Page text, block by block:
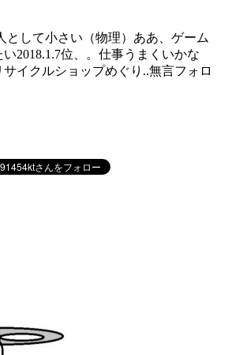
して小さい（物理）ああ、ゲーム
2018.1.7位、。仕事うまくいかな
イクルショップめぐり..無言フォロ